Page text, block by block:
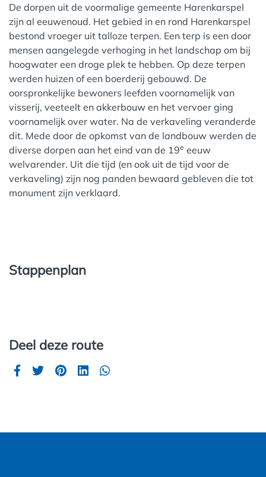
De dorpen uit de voormalige gemeente Harenkarspel
zijn al eeuwenoud. Het gebied in en rond Harenkarspel
bestond vroeger uit talloze terpen. Een terp is een door
mensen aangelegde verhoging in het landschap om bij
hoogwater een droge plek te hebben. Op deze terpen
werden huizen of een boerderij gebouwd. De
oorspronkelijke bewoners leefden voornamelijk van
visserij, veeteelt en akkerbouw en het vervoer ging
voornamelijk over water. Na de verkaveling veranderde
dit. Mede door de opkomst van de landbouw werden de
diverse dorpen aan het eind van de 19e eeuw
welvarender. Uit die tijd (en ook uit de tijd voor de
verkaveling) zijn nog panden bewaard gebleven die tot
monument zijn verklaard.
Stappenplan
Deel deze route